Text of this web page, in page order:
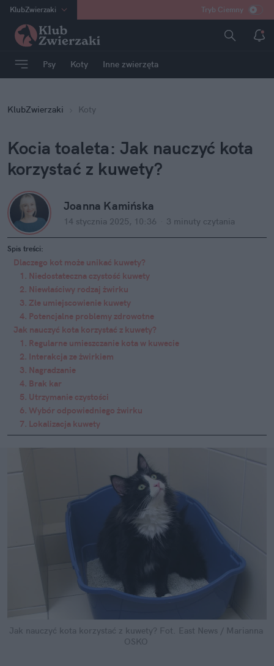
KlubZwierzaki
na:Temat
INN:Poland
ASZ:dziennik
dad :HERO
Tryb Ciemny
Psy Koty Inne zwierzęta
KlubZwierzaki Koty
Kocia toaleta: Jak nauczyć kota
korzystać z kuwety?
Joanna Kamińska
14 stycznia 2025, 10:36 3 minuty czytania
Spis treści:
Dlaczego kot może unikać kuwety?
1. Niedostateczna czystość kuwety
2. Niewłaściwy rodzaj żwirku
3. Złe umiejscowienie kuwety
4. Potencjalne problemy zdrowotne
Jak nauczyć kota korzystać z kuwety?
1. Regularne umieszczanie kota w kuwecie
2. Interakcja ze żwirkiem
3. Nagradzanie
4. Brak kar
5. Utrzymanie czystości
6. Wybór odpowiedniego żwirku
7. Lokalizacja kuwety
Jak nauczyć kota korzystać z kuwety? Fot. East News / Marianna
OSKO